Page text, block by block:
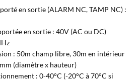
en sortie (ALARM NC, TAMP NC) :
en sortie : 40V (AC ou DC)
: 50m champ libre, 30m en intérieur
(diamètre x hauteur)
: 0-40°C (-20°C à 70°C si